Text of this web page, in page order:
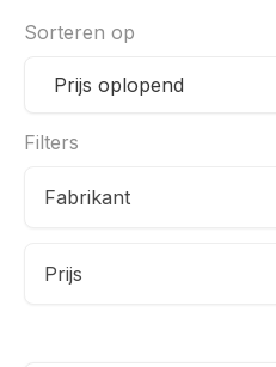
Sorteren op
Filters
Fabrikant
Prijs